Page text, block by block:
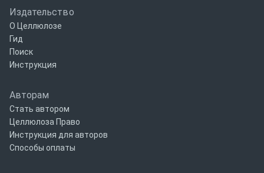
Издательство
О Целлюлозе
Гид
Поиск
Инструкция
Авторам
Стать автором
Целлюлоза Право
Инструкция для авторов
Способы оплаты